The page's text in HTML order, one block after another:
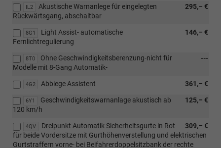
IL2 295,– €
Akustische Warnanlege für eingelegten
Rückwärtsgang, abschaltbar
8G1 146,– €
Light Assist- automatische
Fernlichtregulierung
8T0 ---
Ohne Geschwindigkeitsberenzung-nicht für
Modelle mit 8-Gang Automatik-
4G2 361,– €
Abbiege Assistent
6Y1 125,– €
Geschwindigkeitswarnanlage akustisch ab
120 km/h
4QV 309,– €
Dreipunkt Automatik Sicherheitsgurte in Rot
für beide Vordersitze mit Gurthöhenverstellung und elektrischen
Gurtstraffern vorne- bei Beifahrerdoppelsitzbank der rechte